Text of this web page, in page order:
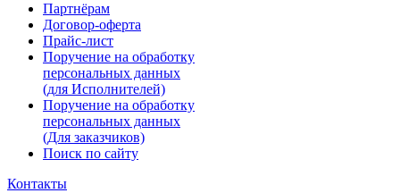
Партнёрам
Договор-оферта
Прайс-лист
Поручение на обработку
персональных данных
(для Исполнителей)
Поручение на обработку
персональных данных
(Для заказчиков)
Поиск по сайту
Контакты